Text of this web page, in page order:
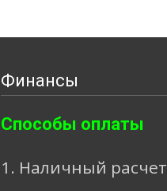
Финансы
Способы оплаты
1. Наличный расчет